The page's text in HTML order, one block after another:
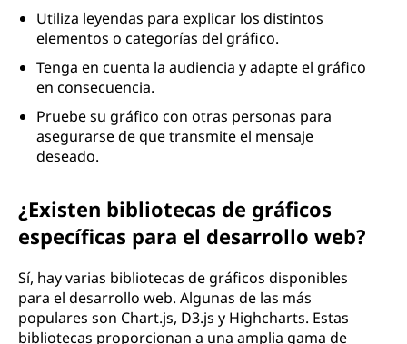
Utiliza leyendas para explicar los distintos
elementos o categorías del gráfico.
Tenga en cuenta la audiencia y adapte el gráfico
en consecuencia.
Pruebe su gráfico con otras personas para
asegurarse de que transmite el mensaje
deseado.
¿Existen bibliotecas de gráficos
específicas para el desarrollo web?
Sí, hay varias bibliotecas de gráficos disponibles
para el desarrollo web. Algunas de las más
populares son Chart.js, D3.js y Highcharts. Estas
bibliotecas proporcionan a una amplia gama de